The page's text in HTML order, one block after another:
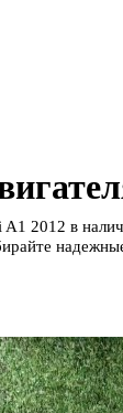
A1 2012 в